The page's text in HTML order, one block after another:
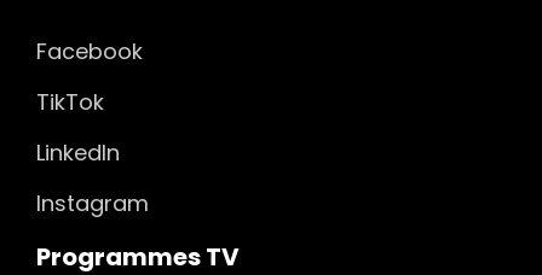
Facebook
TikTok
LinkedIn
Instagram
Programmes TV